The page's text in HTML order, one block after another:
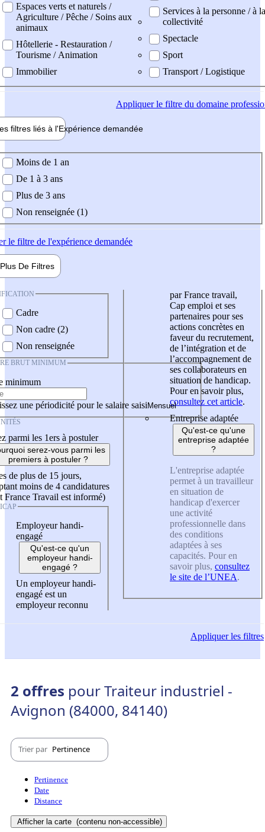
Espaces verts et naturels /
Agriculture / Pêche / Soins aux
animaux
Hôtellerie - Restauration /
Tourisme / Animation
Immobilier
Services à la personne / à la
collectivité
Spectacle
Sport
Transport / Logistique
Appliquerle filtre du domaine
filtres liés à l'Expérience demandée
demandée
Moins de 1 an
De 1 à 3 ans
Plus de 3 ans
Non renseignée (1)
le filtre de l'expérience demandée
Plus De Filtres
Cadre
Non cadre (2)
Non renseignée
BRUT MINIMUM
minimum
une périodicité pour le salaire saisi
parmi les 1ers à postuler
serez-vous parmi les
premiers à postuler ?
de plus de 15 jours,
moins de 4 candidatures
France Travail est informé)
Employeur handi-
engagé
Qu'est-ce qu'un
employeur handi-
engagé ?
Un employeur handi-
engagé est un
employeur reconnu
par France travail,
Cap emploi et ses
partenaires pour ses
actions concrètes en
faveur du recrutement,
de l’intégration et de
l’accompagnement de
ses collaborateurs en
situation de handicap.
Pour en savoir plus,
consultez cet article.
Entreprise adaptée
Qu'est-ce qu'une
entreprise adaptée
?
L'entreprise adaptée
permet à un travailleur
en situation de
handicap d'exercer
une activité
professionnelle dans
des conditions
adaptées à ses
capacités. Pour en
savoir plus, consultez
le site de l’UNEA.
Appliquerles filtres
2 offres pour Traiteur industriel -
Avignon (84000, 84140)
Trier par Pertinence
Pertinence
Date
Distance
Afficher la carte (contenu non-accessible)